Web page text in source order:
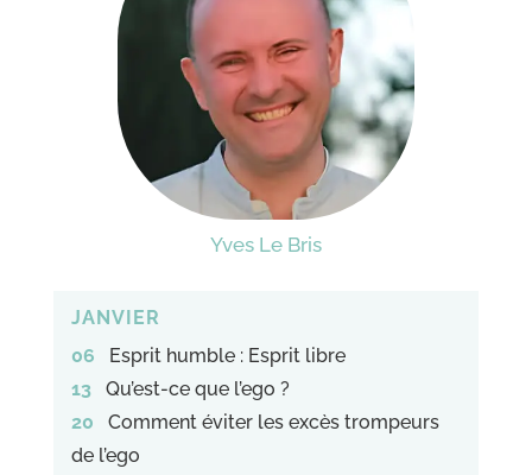
Yves Le Bris
JANVIER
06 Esprit humble : Esprit libre
13Qu’est-ce que l’ego ?
20 Comment éviter les excès trompeurs
de l’ego